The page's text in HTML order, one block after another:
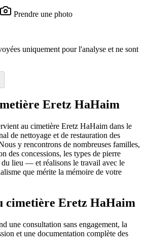
Prendre une photo
uniquement pour l'analyse et ne sont
Eretz HaHaim
au cimetière Eretz HaHaim dans le
de nettoyage et de restauration des
y rencontrons de nombreuses familles,
des concessions, les types de pierre
du lieu — et réalisons le travail avec le
que mérite la mémoire de votre
cimetière Eretz HaHaim
une consultation sans engagement, la
et une documentation complète des